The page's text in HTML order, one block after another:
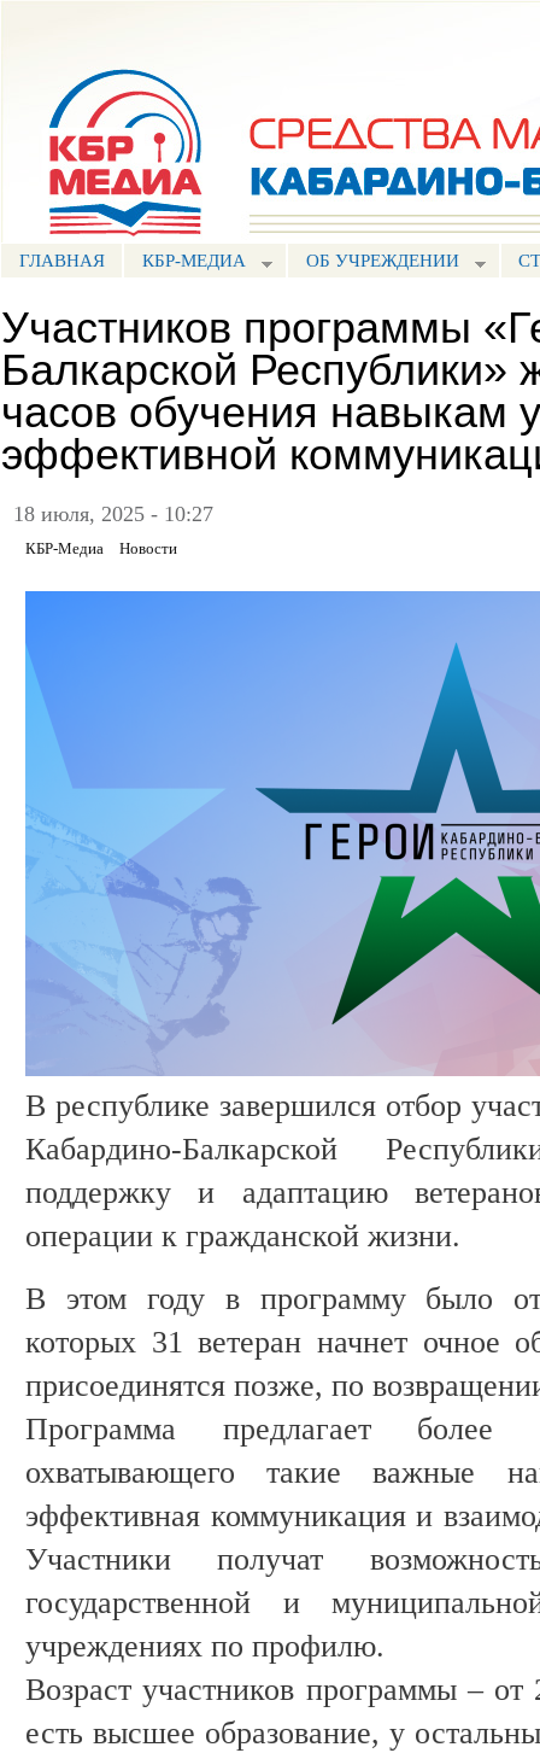
ГЛАВНАЯ КБР-МЕДИА ОБ УЧРЕЖДЕНИИ
Участников программы
Балкарской Республики»
часов обучения навыкам
эффективной
18 июля, 2025 - 10:27
КБР-Медиа Новости
В республике завершился отбор
Кабардино-Балкарской
поддержку и адаптацию
операции к гражданской жизни.
В этом году в программу было
которых 31 ветеран начнет очное
присоединятся позже, по
Программа предлагает
охватывающего такие важные
эффективная коммуникация и
Участники получат
государственной и
учреждениях по профилю.
Возраст участников программы –
есть высшее образование, у